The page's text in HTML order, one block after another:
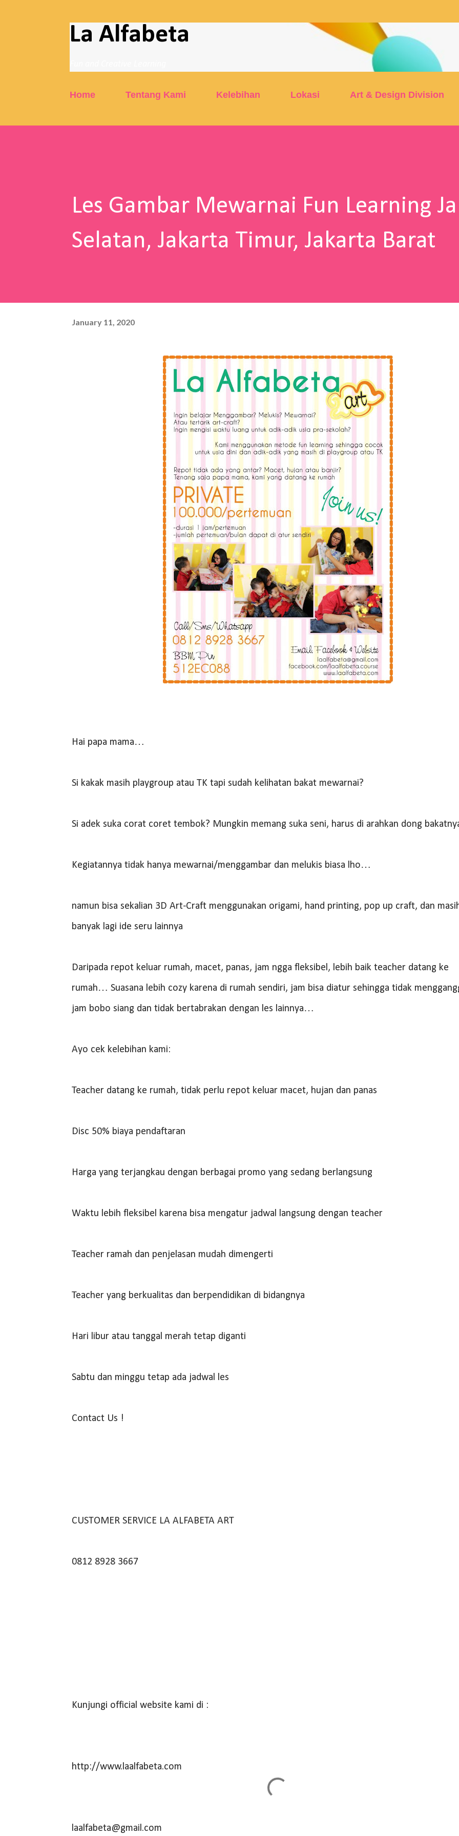
La Alfabeta
Home Tentang Kami Kelebihan Lokasi Art & Design Division
Les Gambar Mewarnai Fun Learning
Selatan, Jakarta Timur, Jakarta Barat
January 11, 2020
Hai papa mama…
Si kakak masih playgroup atau TK tapi sudah kelihatan bakat mewarnai?
Si adek suka corat coret tembok? Mungkin memang suka seni, harus di arahkan dong
Kegiatannya tidak hanya mewarnai/menggambar dan melukis biasa lho…
namun bisa sekalian 3D Art-Craft menggunakan origami, hand printing, pop up craft, dan
banyak lagi ide seru lainnya
Daripada repot keluar rumah, macet, panas, jam ngga fleksibel, lebih baik teacher datang ke
rumah… Suasana lebih cozy karena di rumah sendiri, jam bisa diatur sehingga tidak
jam bobo siang dan tidak bertabrakan dengan les lainnya…
Ayo cek kelebihan kami:
Teacher datang ke rumah, tidak perlu repot keluar macet, hujan dan panas
Disc 50% biaya pendaftaran
Harga yang terjangkau dengan berbagai promo yang sedang berlangsung
Waktu lebih fleksibel karena bisa mengatur jadwal langsung dengan teacher
Teacher ramah dan penjelasan mudah dimengerti
Teacher yang berkualitas dan berpendidikan di bidangnya
Hari libur atau tanggal merah tetap diganti
Sabtu dan minggu tetap ada jadwal les
Contact Us !
CUSTOMER SERVICE LA ALFABETA ART
0812 8928 3667
Kunjungi official website kami di :
http://www.laalfabeta.com
laalfabeta@gmail.com